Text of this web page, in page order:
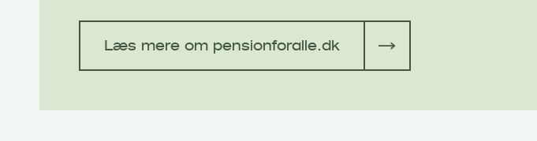
Læs mere om pensionforalle.dk